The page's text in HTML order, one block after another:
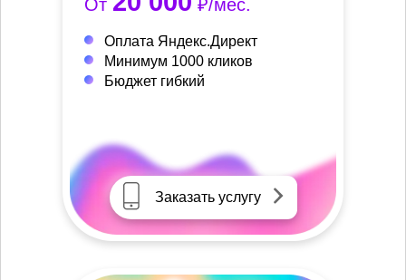
От ₽/мес.
Оплата Яндекс.Директ
Минимум 1000 кликов
Бюджет гибкий
Заказать услугу